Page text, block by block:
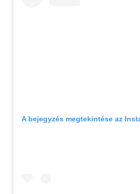
A bejegyzés megtekintése az